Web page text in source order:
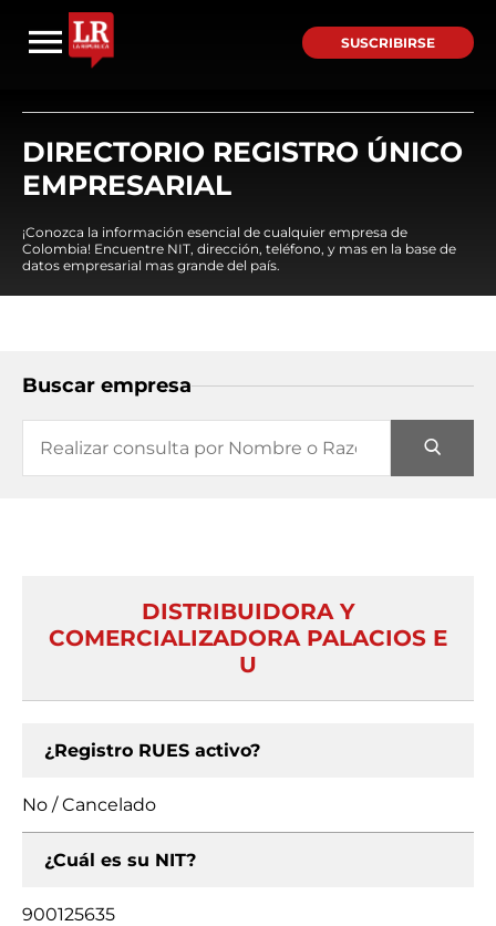
SUSCRIBIRSE
DIRECTORIO REGISTRO ÚNICO
EMPRESARIAL
¡Conozca la información esencial de cualquier empresa de
Colombia! Encuentre NIT, dirección, teléfono, y mas en la base de
datos empresarial mas grande del país.
Buscar empresa
DISTRIBUIDORA Y
COMERCIALIZADORA PALACIOS E
U
¿Registro RUES activo?
No / Cancelado
¿Cuál es su NIT?
900125635